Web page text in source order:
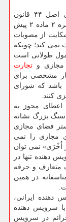
این عضو شورای عالی اجرای سیاست های کلی اصل ۴۴ قانون
اساسی در ادامه اظهار داشت: هرچند برمبنای تبصره ۲ ماده ۲ پیش
نسخه ۹ بهمن ۱۴۰۰ امکان شکایت از مصوبات
نمی کند؛ چونکه
طولانی است
مجازی و تجارت
مشخصی برای
باشد که شورای
کنند.
اعطای مجوز به
سنگ بزرگ نشانه
فضای مجازی
مجازی را نمی
اُخْرَی» نمی توان
دهنده تنها در
متعارف و حرفه
در همین
دهنده ایرانی،
با سرویس دهنده
در سرویس